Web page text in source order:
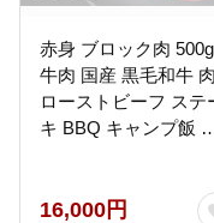
赤身 ブロック肉 500g
牛肉 国産 黒毛和牛 肉
ローストビーフ ステ
キ BBQ キャンプ飯
不可】
16,000円